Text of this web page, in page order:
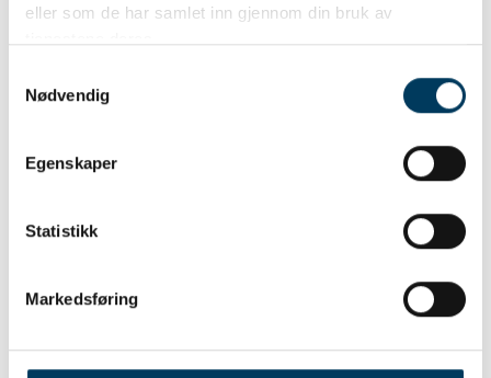
eller som de har samlet inn gjennom din bruk av
Nødvendig
Egenskaper
Statistikk
Markedsføring
Dette produktet kan kun bestilles av NJFF-
medlemmer. Første gang du handler må du
Vipps-innlogging. Medlemsnummeret ditt
LOGG INN